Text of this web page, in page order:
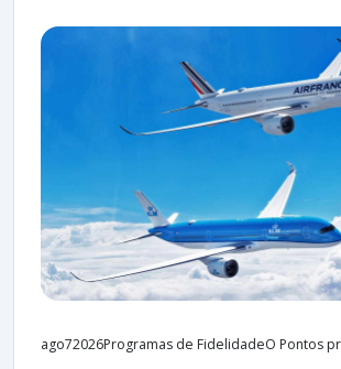
ago72026Programas de FidelidadeO Pontos